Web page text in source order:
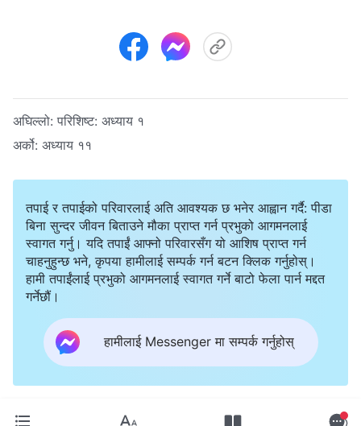
अघिल्लो: परिशिष्ट: अध्याय १
अर्को: अध्याय ११
तपाई र तपाईको परिवारलाई अति आवश्यक छ भनेर आह्वान गर्दै: पीडा
बिना सुन्दर जीवन बिताउने मौका प्राप्त गर्न प्रभुको आगमनलाई
स्वागत गर्नु। यदि तपाईं आफ्नो परिवारसँग यो आशिष प्राप्त गर्न
चाहनुहुन्छ भने, कृपया हामीलाई सम्पर्क गर्न बटन क्लिक गर्नुहोस्।
हामी तपाईंलाई प्रभुको आगमनलाई स्वागत गर्ने बाटो फेला पार्न मद्दत
गर्नेछौं।
हामीलाई Messenger मा सम्पर्क गर्नुहोस्